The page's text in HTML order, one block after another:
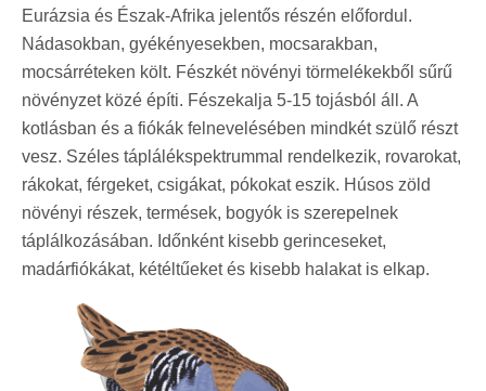
Eurázsia és Észak-Afrika jelentős részén előfordul.
Nádasokban, gyékényesekben, mocsarakban,
mocsárréteken költ. Fészkét növényi törmelékekből sűrű
növényzet közé építi. Fészekalja 5-15 tojásból áll. A
kotlásban és a fiókák felnevelésében mindkét szülő részt
vesz. Széles táplálékspektrummal rendelkezik, rovarokat,
rákokat, férgeket, csigákat, pókokat eszik. Húsos zöld
növényi részek, termések, bogyók is szerepelnek
táplálkozásában. Időnként kisebb gerinceseket,
madárfiókákat, kétéltűeket és kisebb halakat is elkap.